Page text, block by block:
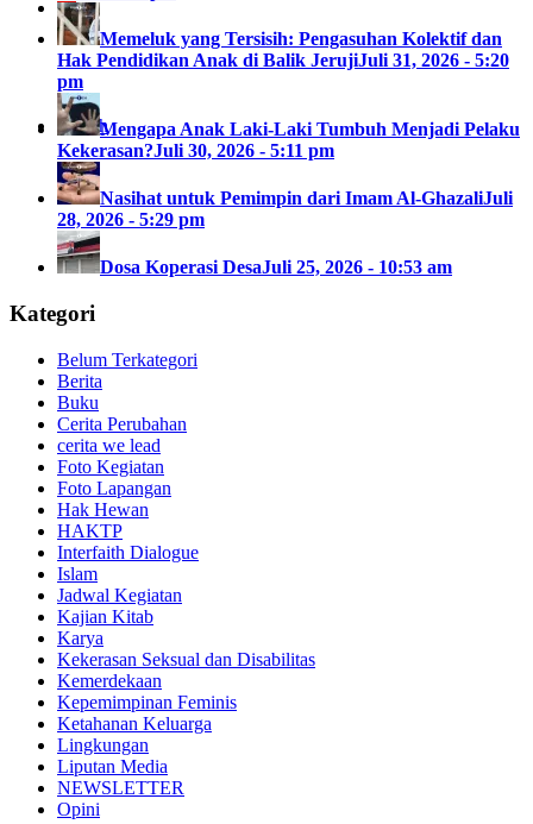
Search
Memeluk yang Tersisih: Pengasuhan Kolektif dan
Hak Pendidikan Anak di Balik JerujiJuli 31, 2026 - 5:20
pm
Mengapa Anak Laki-Laki Tumbuh Menjadi Pelaku
Kekerasan?Juli 30, 2026 - 5:11 pm
Nasihat untuk Pemimpin dari Imam Al-GhazaliJuli
28, 2026 - 5:29 pm
Dosa Koperasi DesaJuli 25, 2026 - 10:53 am
Kategori
Belum Terkategori
Berita
Buku
Cerita Perubahan
cerita we lead
Foto Kegiatan
Foto Lapangan
Hak Hewan
HAKTP
Interfaith Dialogue
Islam
Jadwal Kegiatan
Kajian Kitab
Karya
Kekerasan Seksual dan Disabilitas
Kemerdekaan
Kepemimpinan Feminis
Ketahanan Keluarga
Lingkungan
Liputan Media
NEWSLETTER
Opini